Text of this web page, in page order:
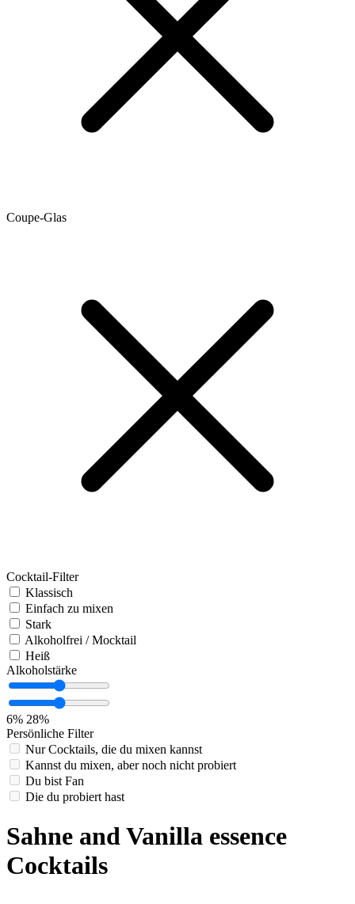
Coupe-Glas
Cocktail-Filter
Klassisch
Einfach zu mixen
Stark
Alkoholfrei / Mocktail
Heiß
Alkoholstärke
6% 28%
Persönliche Filter
Nur Cocktails, die du mixen kannst
Kannst du mixen, aber noch nicht probiert
Du bist Fan
Die du probiert hast
Sahne and Vanilla essence
Cocktails